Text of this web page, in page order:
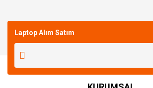
Laptop Alım Satım